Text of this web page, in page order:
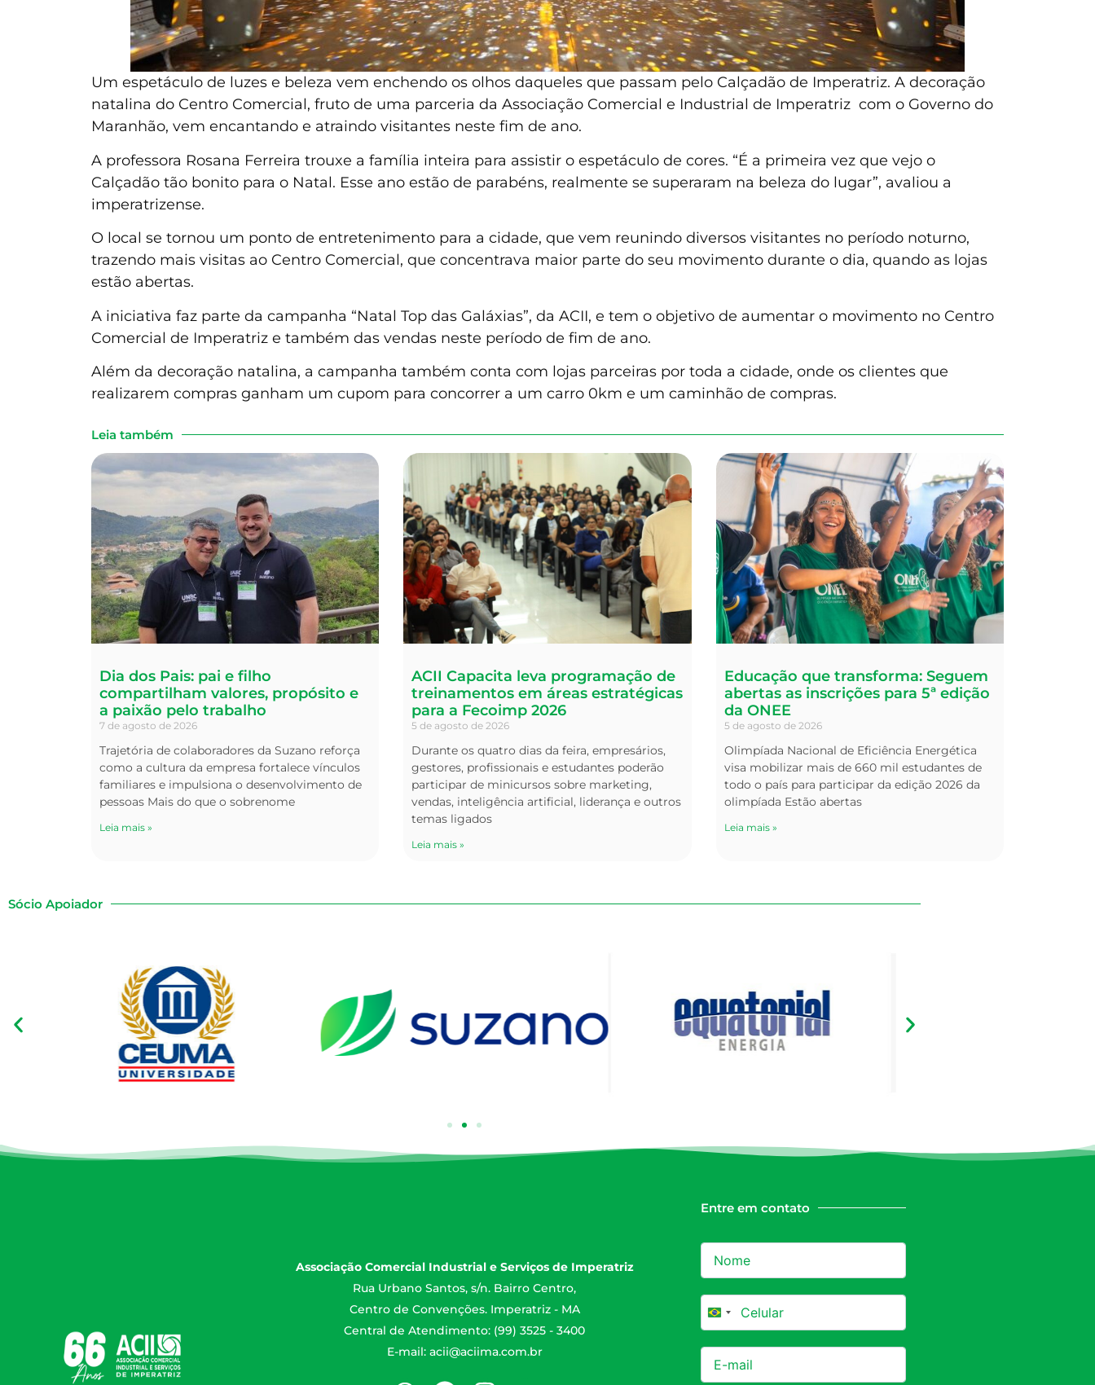
Um espetáculo de luzes e beleza vem enchendo os olhos daqueles que passam pelo Calçadão de Imperatriz. A decoração
natalina do Centro Comercial, fruto de uma parceria da Associação Comercial e Industrial de Imperatriz com o Governo do
Maranhão, vem encantando e atraindo visitantes neste fim de ano.
A professora Rosana Ferreira trouxe a família inteira para assistir o espetáculo de cores. “É a primeira vez que vejo o
Calçadão tão bonito para o Natal. Esse ano estão de parabéns, realmente se superaram na beleza do lugar”, avaliou a
imperatrizense.
O local se tornou um ponto de entretenimento para a cidade, que vem reunindo diversos visitantes no período noturno,
trazendo mais visitas ao Centro Comercial, que concentrava maior parte do seu movimento durante o dia, quando as lojas
estão abertas.
A iniciativa faz parte da campanha “Natal Top das Galáxias”, da ACII, e tem o objetivo de aumentar o movimento no Centro
Comercial de Imperatriz e também das vendas neste período de fim de ano.
Além da decoração natalina, a campanha também conta com lojas parceiras por toda a cidade, onde os clientes que
realizarem compras ganham um cupom para concorrer a um carro 0km e um caminhão de compras.
Leia também
Dia dos Pais: pai e filho
compartilham valores, propósito e
a paixão pelo trabalho
7 de agosto de 2026
Trajetória de colaboradores da Suzano reforça
como a cultura da empresa fortalece vínculos
familiares e impulsiona o desenvolvimento de
pessoas Mais do que o sobrenome
Leia mais »
ACII Capacita leva programação de
treinamentos em áreas estratégicas
para a Fecoimp 2026
5 de agosto de 2026
Durante os quatro dias da feira, empresários,
gestores, profissionais e estudantes poderão
participar de minicursos sobre marketing,
vendas, inteligência artificial, liderança e outros
temas ligados
Leia mais »
Educação que transforma: Seguem
abertas as inscrições para 5ª edição
da ONEE
5 de agosto de 2026
Olimpíada Nacional de Eficiência Energética
visa mobilizar mais de 660 mil estudantes de
todo o país para participar da edição 2026 da
olimpíada Estão abertas
Leia mais »
Sócio Apoiador
Associação Comercial Industrial e Serviços de Imperatriz
Rua Urbano Santos, s/n. Bairro Centro,
Centro de Convenções. Imperatriz - MA
Central de Atendimento: (99) 3525 - 3400
E-mail: acii@aciima.com.br
Entre em contato
Brazil +55